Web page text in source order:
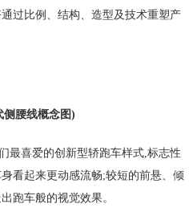
过比例、结构、造型及技术重塑产
侧腰线概念图)
最喜爱的创新型轿跑车样式,标志性
看起来更动感流畅;较短的前悬、倾
跑车般的视觉效果。